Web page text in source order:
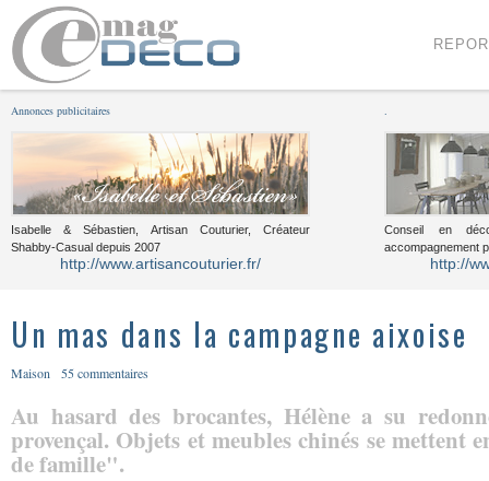
Annonces publicitaires
Isabelle & Sébastien, Artisan Couturier, Créateur
Shabby-Casual depuis 2007
http://www.artisancouturier.fr/
Conseil en
accompagnement
http://
Un mas dans la campagne aixoise
Maison 55 commentaires
Au hasard des brocantes, Hélène a su
provençal. Objets et meubles chinés se mettent
de famille".